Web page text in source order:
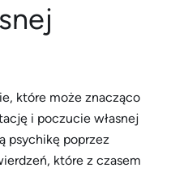
które może znacząco
i poczucie własnej
psychikę poprzez
które z czasem